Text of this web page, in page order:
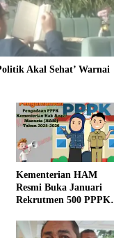
Akal Sehat’ Warnai
Kementerian HAM
Resmi Buka Januari
Rekrutmen 500 PPPK,